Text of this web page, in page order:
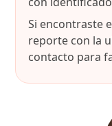
Si encontraste
reporte con la
contacto para